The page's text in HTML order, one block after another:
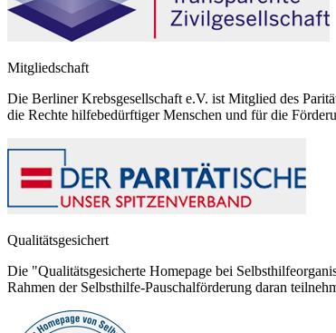
Mitgliedschaft
Die Berliner Krebsgesellschaft e.V. ist Mitglied des
die Rechte hilfebedürftiger Menschen und für die
Qualitätsgesichert
Die "Qualitätsgesicherte Homepage bei
Rahmen der Selbsthilfe-Pauschalförderung daran